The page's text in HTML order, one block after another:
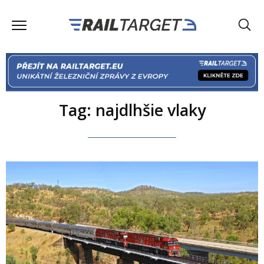
Tag: najdlhšie vlaky